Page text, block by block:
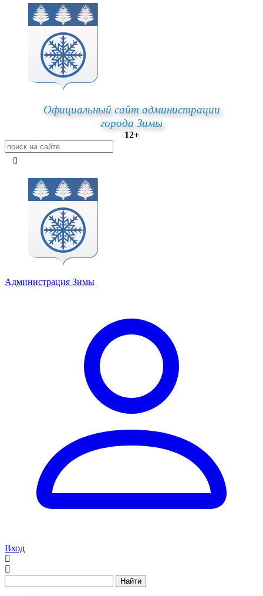
Официальный сайт администрации
города Зимы
12+
Администрация Зимы
Вход
Найти